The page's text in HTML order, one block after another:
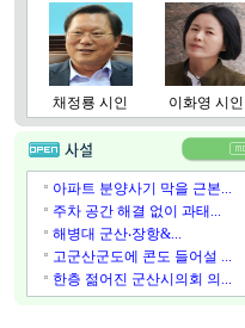
채정룡 시인 이화영 시인
아파트 분양사기 막을 근본...
주차 공간 해결 없이 과태...
해병대 군산‧장항&...
고군산군도에 콘도 들어설 ...
한층 젊어진 군산시의회 의...